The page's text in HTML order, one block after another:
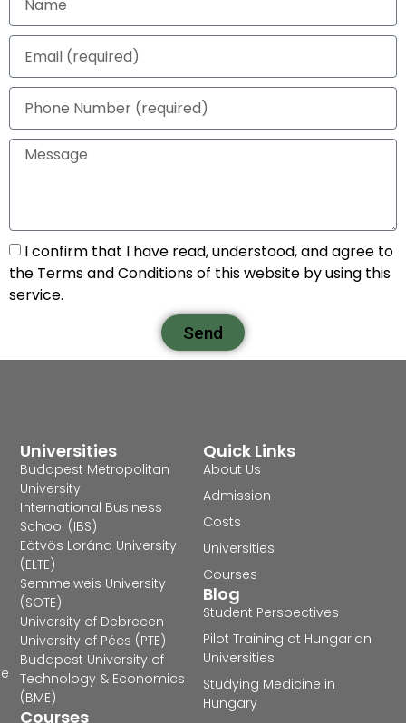
I confirm that I have read, understood, and agree to
the Terms and Conditions of this website by using this
service.
Send
Quick Links
About Us
Admission
Costs
Universities
Courses
Blog
Student Perspectives
Pilot Training at Hungarian
Universities
Studying Medicine in
Hungary
Universities
Budapest Metropolitan
University
International Business
School (IBS)
Eötvös Loránd University
(ELTE)
Semmelweis University
(SOTE)
University of Debrecen
University of Pécs (PTE)
Budapest University of
Technology & Economics
(BME)
Courses